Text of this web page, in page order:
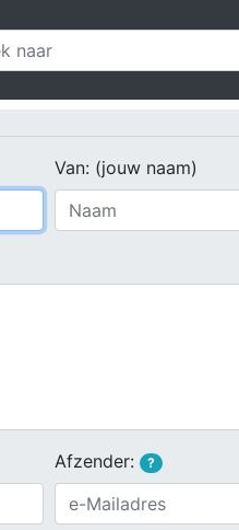
Van: (jouw naam)
Afzender: ?